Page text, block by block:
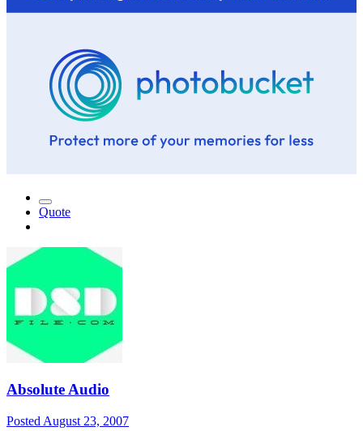
Quote
Absolute Audio
Posted August 23, 2007